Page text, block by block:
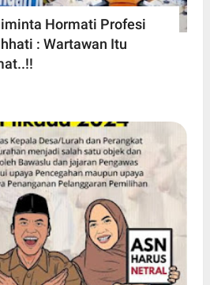
Hormati Profesi
: Wartawan Itu